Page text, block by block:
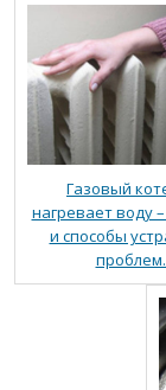
Газовый
нагревает воду
и способы